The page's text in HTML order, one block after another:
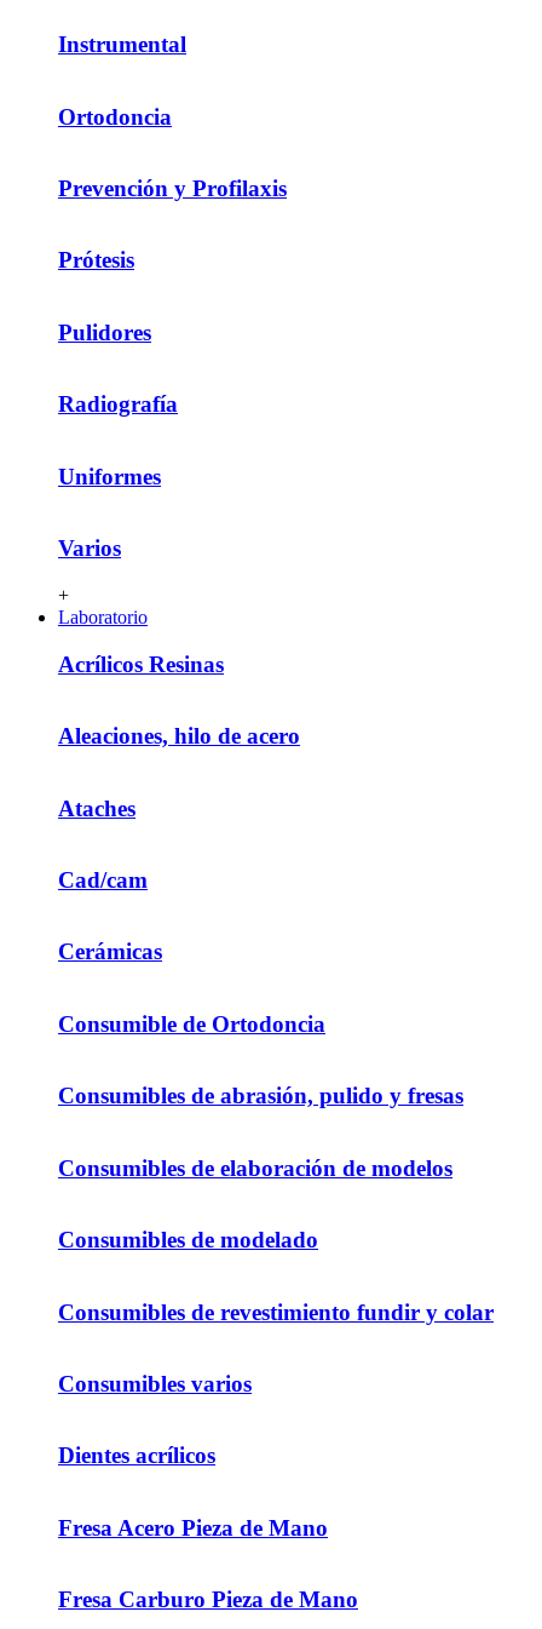
Instrumental
Ortodoncia
Prevención y Profilaxis
Prótesis
Pulidores
Radiografía
Uniformes
Varios
+
Laboratorio
Acrílicos Resinas
Aleaciones, hilo de acero
Ataches
Cad/cam
Cerámicas
Consumible de Ortodoncia
Consumibles de abrasión, pulido y fresas
Consumibles de elaboración de modelos
Consumibles de modelado
Consumibles de revestimiento fundir y colar
Consumibles varios
Dientes acrílicos
Fresa Acero Pieza de Mano
Fresa Carburo Pieza de Mano